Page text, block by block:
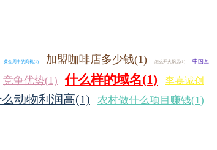
黄金周中的商机(1) 加盟咖啡店多少钱(1) 怎么开火锅店(1) 中国互
竞争优势(1) 什么样的域名(1) 李嘉诚创
动物利润高(1) 农村做什么项目赚钱(1)